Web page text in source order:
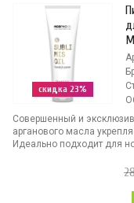
скидка 23%
Совершенный и
арганового масла
Идеально подходит для